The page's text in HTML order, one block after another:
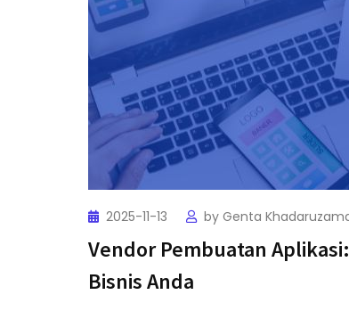
2025-11-13 by Genta
Vendor Pembuatan
Bisnis Anda